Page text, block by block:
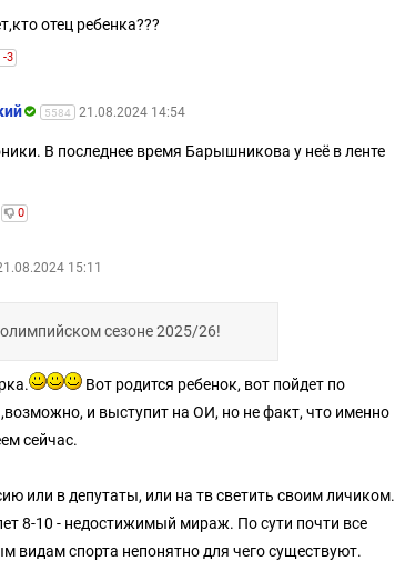
отец ребенка???
-3
5584 21.08.2024 14:54
В последнее время Барышникова у неё в ленте
0
15:11
сезоне 2025/26!
Вот родится ребенок, вот пойдет по
и выступит на ОИ, но не факт, что именно
сейчас.
или в депутаты, или на тв светить своим личиком.
8-10 - недостижимый мираж. По сути почти все
видам спорта непонятно для чего существуют.